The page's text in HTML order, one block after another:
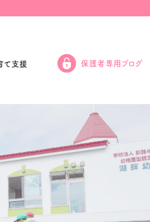
て支援 保護者専用ブログ